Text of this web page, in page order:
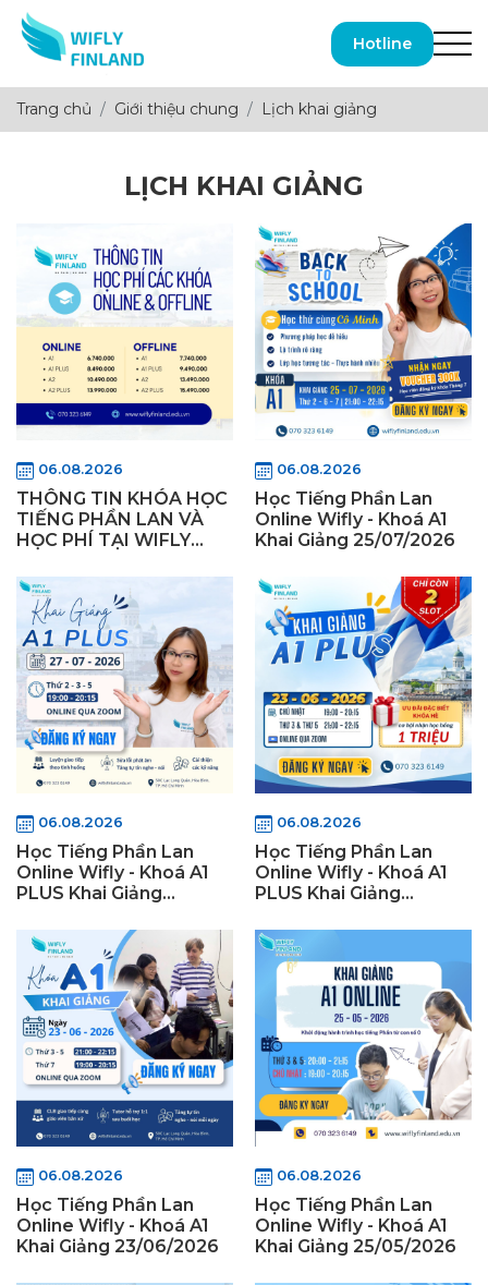
Hotline
Trang chủ Giới thiệu chung Lịch khai giảng
LỊCH KHAI GIẢNG
06.08.2026
THÔNG TIN KHÓA HỌC
TIẾNG PHẦN LAN VÀ
HỌC PHÍ TẠI WIFLY
06.08.2026
Học Tiếng Phần Lan
Online Wifly - Khoá A1
Khai Giảng 25/07/2026
06.08.2026
Học Tiếng Phần Lan
Online Wifly - Khoá A1
PLUS Khai Giảng
06.08.2026
Học Tiếng Phần Lan
Online Wifly - Khoá A1
PLUS Khai Giảng
06.08.2026
Học Tiếng Phần Lan
Online Wifly - Khoá A1
Khai Giảng 23/06/2026
06.08.2026
Học Tiếng Phần Lan
Online Wifly - Khoá A1
Khai Giảng 25/05/2026